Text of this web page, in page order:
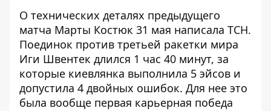
О технических деталях предыдущего
матча Марты Костюк 31 мая написала ТСН.
Поединок против третьей ракетки мира
Иги Швентек длился 1 час 40 минут, за
которые киевлянка выполнила 5 эйсов и
допустила 4 двойных ошибок. Для нее это
была вообще первая карьерная победа